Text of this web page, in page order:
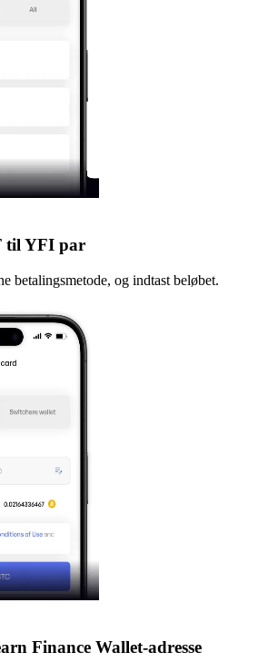
til YFI par
betalingsmetode, og indtast beløbet.
Finance Wallet-adresse